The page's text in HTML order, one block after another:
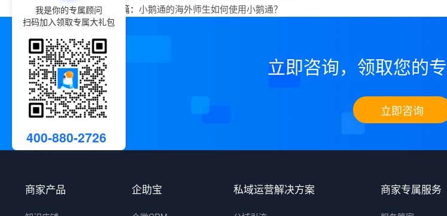
下一篇： 小鹅通的海外师生如何使用小鹅通？
立即咨询，领取您的
立即咨询
商家产品 企助宝 私域运营解决方案 商家专属服务
我是你的专属顾问
扫码加入领取专属大礼包
400-880-2726